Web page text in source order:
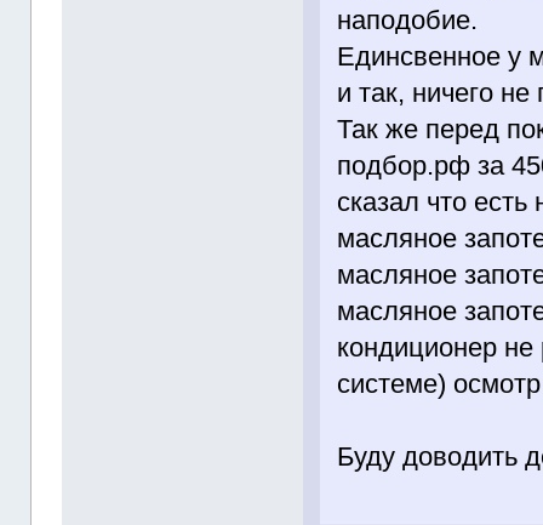
наподобие.
Единсвенное у
и так, ничего не
Так же перед
подбор.рф за
сказал что есть
масляное
масляное
масляное
кондиционер не
системе)
Буду доводить